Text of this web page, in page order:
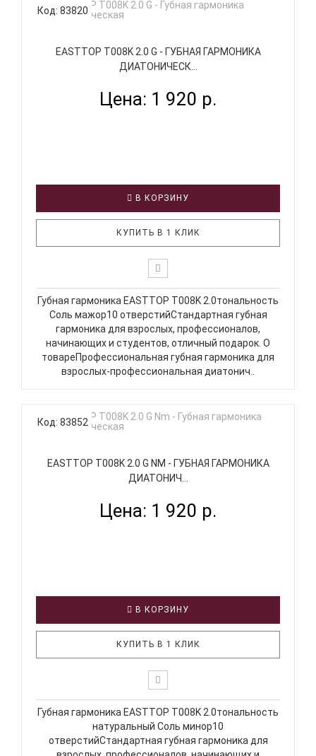
Код: 83820
EASTTOP T008K 2.0 G - ГУБНАЯ ГАРМОНИКА
ДИАТОНИЧЕСК...
Цена: 1 920 р.
В КОРЗИНУ
КУПИТЬ В 1 КЛИК
Губная гармоника EASTTOP T008K 2.0тональность
Соль мажор10 отверстийСтандартная губная
гармоника для взрослых, профессионалов,
начинающих и студентов, отличный подарок. О
товареПрофессиональная губная гармоника для
взрослых-профессиональная диатонич..
Код: 83852
EASTTOP T008K 2.0 G NM - ГУБНАЯ ГАРМОНИКА
ДИАТОНИЧ...
Цена: 1 920 р.
В КОРЗИНУ
КУПИТЬ В 1 КЛИК
Губная гармоника EASTTOP T008K 2.0тональность
натуральный Соль минор10
отверстийСтандартная губная гармоника для